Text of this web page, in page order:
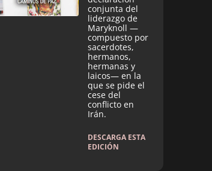
conjunta del
liderazgo de
Maryknoll —
compuesto por
sacerdotes,
hermanos,
hermanas y
laicos— en la
que se pide el
cese del
conflicto en
Irán.
DESCARGA ESTA
EDICIÓN